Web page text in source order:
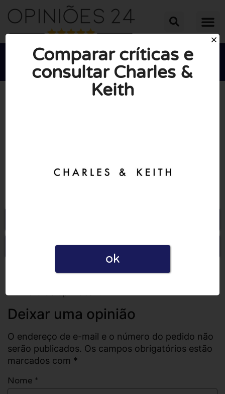
 
Escrever uma opinião
Todas as opiniões
Deixar uma opinião
O endereço de e-mail e o número do pedido não
serão publicados. Os campos obrigatórios estão
marcados com *
Nome *
Comparar críticas e
consultar Charles &
Keith
ok